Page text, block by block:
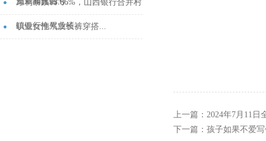
净利暴跌93.86%，山西银行合并村
镇银行拖累业绩...
职业女性气质长裤穿搭...
上一篇： 2024年7月11日
下一篇： 孩子如果不爱